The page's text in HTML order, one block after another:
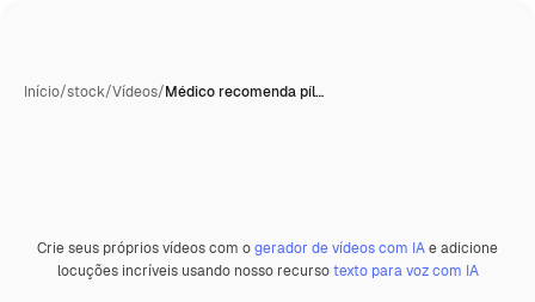
Início/stock/Vídeos/Médico recomenda píl…
Premium
Crie seus próprios vídeos com ogerador de vídeos com IAe adicione
locuções incríveis usando nosso recursotexto para voz com IA